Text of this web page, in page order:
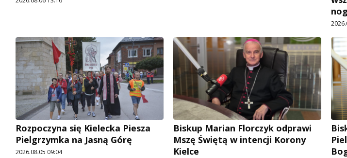
Rozpoczyna się Kielecka Piesza
Pielgrzymka na Jasną Górę
2026.08.05 09:04
Biskup Marian Florczyk odprawi
Mszę Świętą w intencji Korony
Kielce